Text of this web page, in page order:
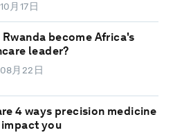
月17日
become Africa's
leader?
月22日
4 ways precision medicine
you